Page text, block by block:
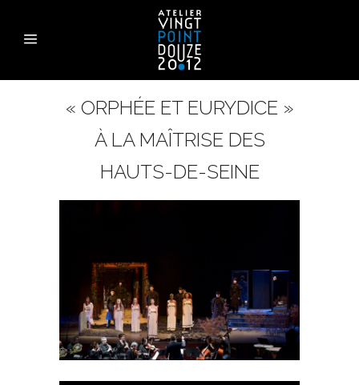
« ORPHÉE ET EURYDICE »
À LA MAÎTRISE DES
HAUTS-DE-SEINE